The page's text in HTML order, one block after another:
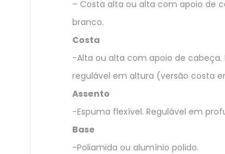
– Costa alta ou alta com apoio de
branco.
Costa
-Alta ou alta com apoio de cabeça.
regulável em altura (versão costa
Assento
-Espuma flexível. Regulável em
Base
-Poliamida ou alumínio polido.